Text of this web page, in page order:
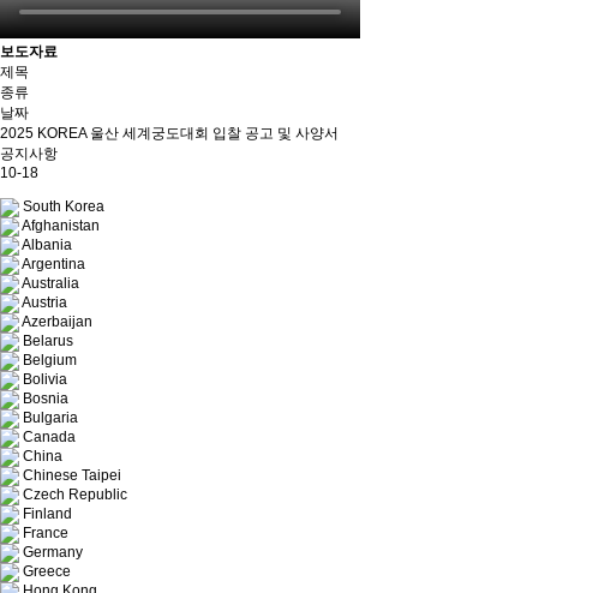
보도자료
제목
종류
날짜
2025 KOREA 울산 세계궁도대회 입찰 공고 및 사양서
공지사항
10-18
South Korea
Afghanistan
Albania
Argentina
Australia
Austria
Azerbaijan
Belarus
Belgium
Bolivia
Bosnia
Bulgaria
Canada
China
Chinese Taipei
Czech Republic
Finland
France
Germany
Greece